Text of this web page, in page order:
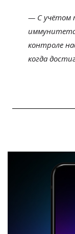
— С учётом
контроле
когда